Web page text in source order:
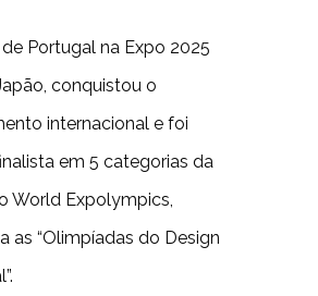
Portugal na Expo 2025
conquistou o
internacional e foi
em 5 categorias da
World Expolympics,
as “Olimpíadas do Design